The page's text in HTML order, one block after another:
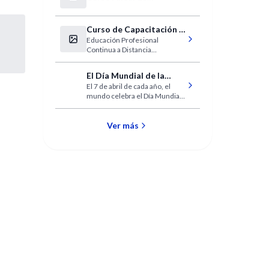
Medicina Interna
Curso de Capacitación y
Formación en Diabetes y
Nutrición
Educación Profesional
Continua a Distancia
El Día Mundial de la
Salud
El 7 de abril de cada año, el
mundo celebra el Día Mundial
cientos de eventos
Ver más